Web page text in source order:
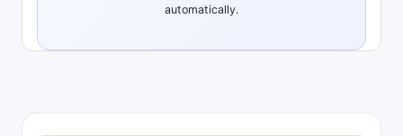
automatically.